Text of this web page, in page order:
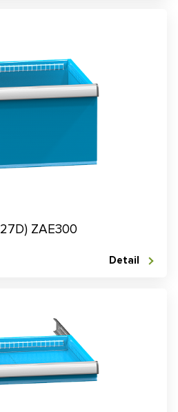
ZAE300
Detail